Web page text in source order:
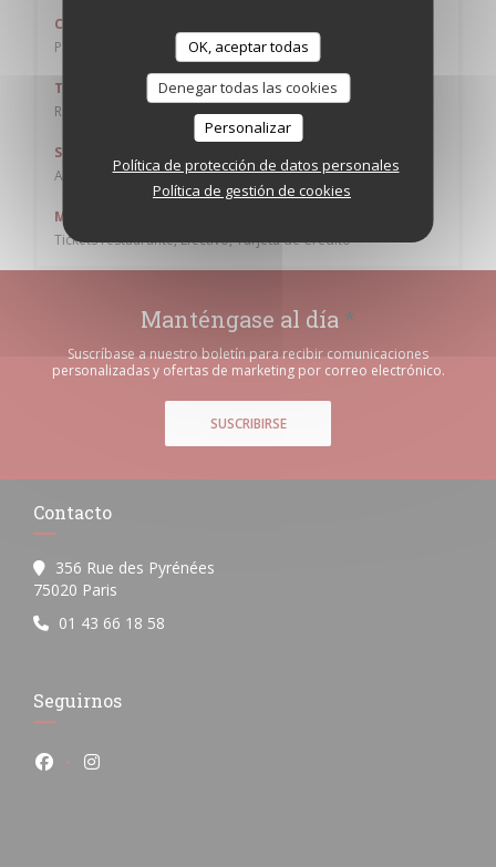
OK, aceptar todas
Denegar todas las cookies
Personalizar
Política de protección de datos personales
Política de gestión de cookies
Cocina
Pastas, Pizza, Italiana
Tipo de negocio
Restaurante Italiano
Servicios
Acceso WiFi, Terraza
Métodos de pago
Tickets restaurante, Efectivo, Tarjeta de Crédito
Manténgase al día *
Suscríbase a nuestro boletín para recibir comunicaciones
personalizadas y ofertas de marketing por correo electrónico.
SUSCRIBIRSE
Contacto
356 Rue des Pyrénées
75020 Paris
01 43 66 18 58
Seguirnos
Facebook ((abre en una nueva ventana))
Instagram ((abre en una nueva ventana))